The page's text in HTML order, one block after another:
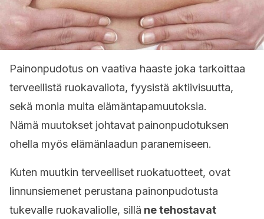
Painonpudotus on vaativa haaste joka tarkoittaa
terveellistä ruokavaliota, fyysistä aktiivisuutta,
sekä monia muita elämäntapamuutoksia.
Nämä muutokset johtavat painonpudotuksen
ohella myös elämänlaadun paranemiseen.
Kuten muutkin terveelliset ruokatuotteet, ovat
linnunsiemenet perustana painonpudotusta
tukevalle ruokavaliolle, sillä ne tehostavat